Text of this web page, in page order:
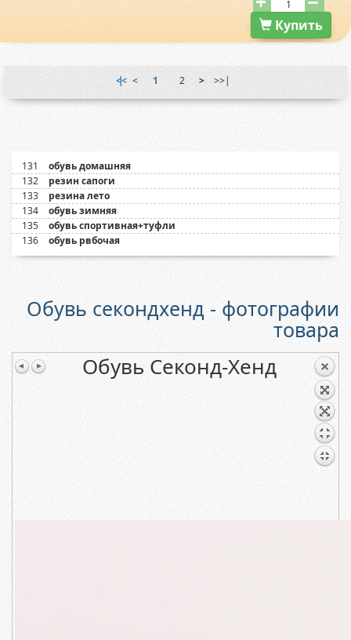
Купить
|<< < 1 2 > >>|
131
обувь домашняя
132
резин сапоги
133
резина лето
134
обувь зимняя
135
обувь спортивная+туфли
136
обувь рвбочая
Обувь секондхенд - фотографии
товара
Обувь Секонд-Хенд